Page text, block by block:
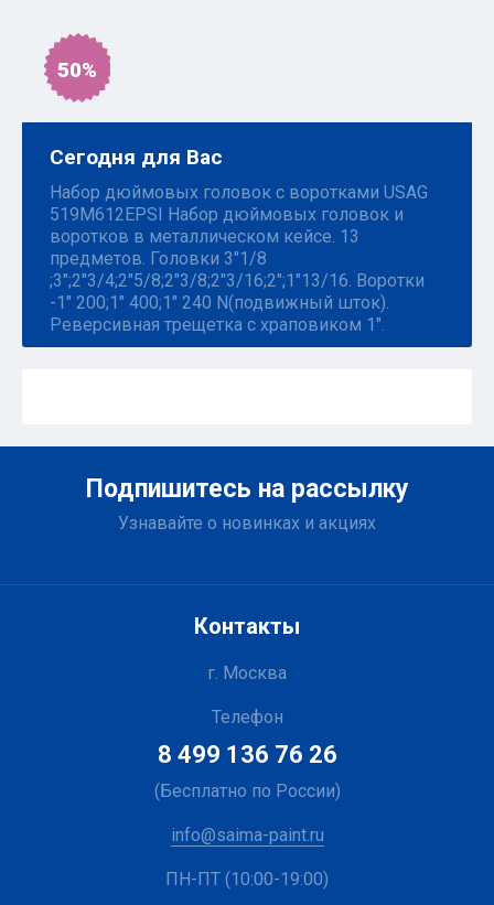
50%
Сегодня для Вас
Набор дюймовых головок с воротками USAG
519M612EPSI Набор дюймовых головок и
воротков в металлическом кейсе. 13
предметов. Головки 3"1/8
;3";2"3/4;2"5/8;2"3/8;2"3/16;2";1"13/16. Воротки
-1" 200;1" 400;1" 240 N(подвижный шток).
Реверсивная трещетка с храповиком 1".
Подпишитесь на рассылку
Узнавайте о новинках и акциях
Контакты
г. Москва
Телефон
8 499 136 76 26
(Бесплатно по России)
info@saima-paint.ru
ПН-ПТ (10:00-19:00)